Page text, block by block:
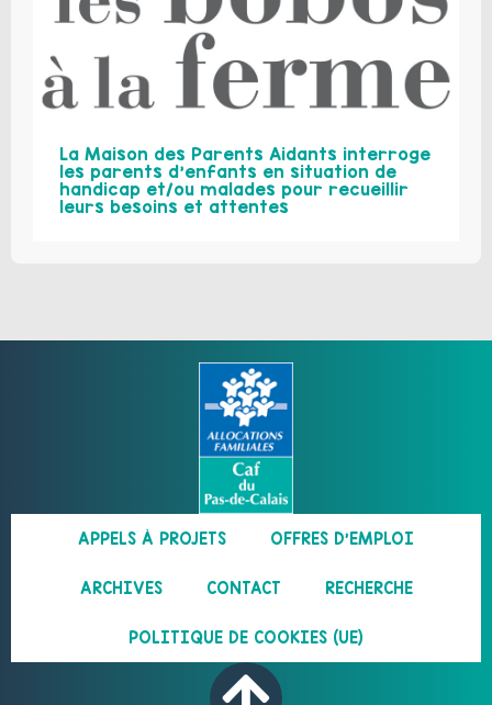
La Maison des Parents Aidants interroge
les parents d’enfants en situation de
handicap et/ou malades pour recueillir
leurs besoins et attentes
APPELS À PROJETS OFFRES D’EMPLOI
ARCHIVES CONTACT RECHERCHE
POLITIQUE DE COOKIES (UE)